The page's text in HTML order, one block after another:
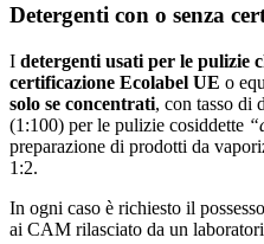
Detergenti con o senza
I detergenti usati per le pulizie
certificazione Ecolabel UE o
solo se concentrati, con tasso di
(1:100) per le pulizie cosiddette
preparazione di prodotti da
1:2.
In ogni caso è richiesto il
ai CAM rilasciato da un